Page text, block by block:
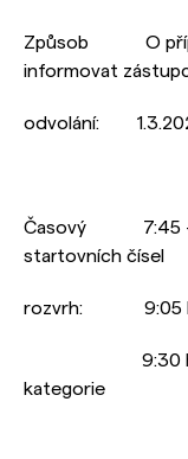
Způsob O
informovat
odvolání:
Časový 7:45 -
startovních čísel
rozvrh: 9:05
9:30 hod
kategorie